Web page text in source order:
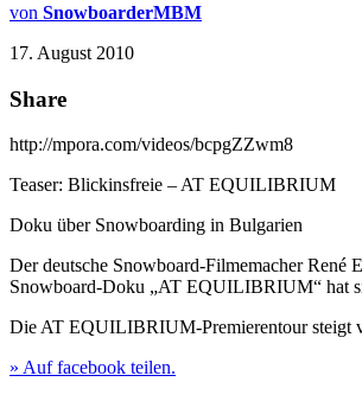
von SnowboarderMBM
17. August 2010
Share
http://mpora.com/videos/bcpgZZwm8
Teaser: Blickinsfreie – AT EQUILIBRIUM
Doku über Snowboarding in Bulgarien
Der deutsche Snowboard-Filmemacher René
Snowboard-Doku „AT EQUILIBRIUM“ hat
Die AT EQUILIBRIUM-Premierentour steigt
» Auf facebook teilen.